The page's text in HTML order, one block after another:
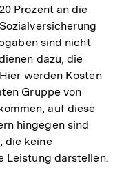
Prozent an die
sind nicht
dazu, die
werden Kosten
Gruppe von
auf diese
hingegen sind
die keine
Leistung darstellen.